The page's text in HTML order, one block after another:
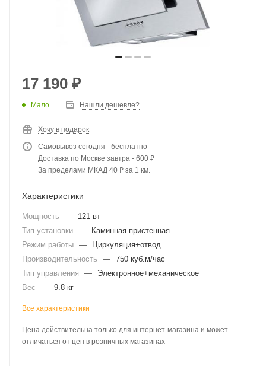
17 190 ₽
Мало Нашли дешевле?
Хочу в подарок
Самовывоз сегодня - бесплатно
Доставка по Москве завтра - 600 ₽
За пределами МКАД 40 ₽ за 1 км.
Характеристики
Мощность —
121 вт
Тип установки —
Каминная пристенная
Режим работы —
Циркуляция+отвод
Производительность
— 750 куб.м/час
Тип управления
—
Электронное+механическое
Вес
— 9.8 кг
Все характеристики
Цена действительна только для интернет-магазина и может
отличаться от цен в розничных магазинах